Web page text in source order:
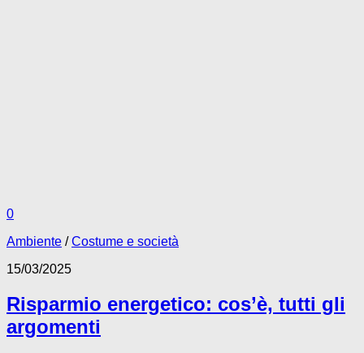
0
Ambiente /Costume e società
15/03/2025
Risparmio energetico: cos’è, tutti gli
argomenti